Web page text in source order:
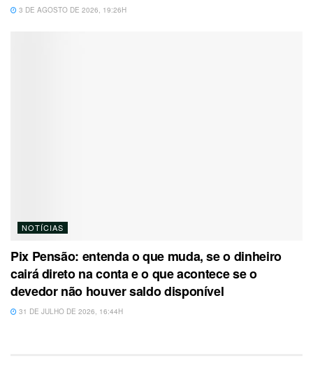
3 DE AGOSTO DE 2026, 19:26H
NOTÍCIAS
Pix Pensão: entenda o que muda, se o dinheiro
cairá direto na conta e o que acontece se o
devedor não houver saldo disponível
31 DE JULHO DE 2026, 16:44H